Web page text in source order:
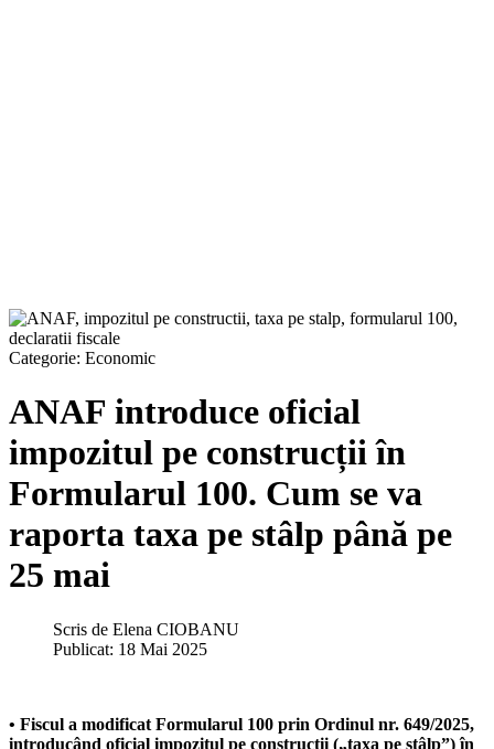
Categorie: Economic
ANAF introduce oficial
impozitul pe construcții în
Formularul 100. Cum se va
raporta taxa pe stâlp până pe
25 mai
Scris de Elena CIOBANU
Publicat: 18 Mai 2025
• Fiscul a modificat Formularul 100 prin Ordinul nr. 649/2025,
introducând oficial impozitul pe construcții („taxa pe stâlp”) în